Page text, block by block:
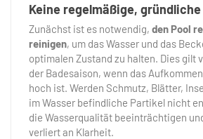
Keine regelmäßige,
Zunächst ist es notwendig, den Pool
reinigen, um das Wasser und das
optimalen Zustand zu halten. Dies gilt
der Badesaison, wenn das
hoch ist. Werden Schmutz, Blätter,
im Wasser befindliche Partikel nicht
die Wasserqualität beeinträchtigen
verliert an Klarheit.